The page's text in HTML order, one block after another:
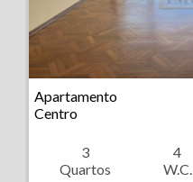
Imóvel: Apartamento - Centro - Ribeirão Preto
Apartamento
Centro
3
Quartos
4
W.C.